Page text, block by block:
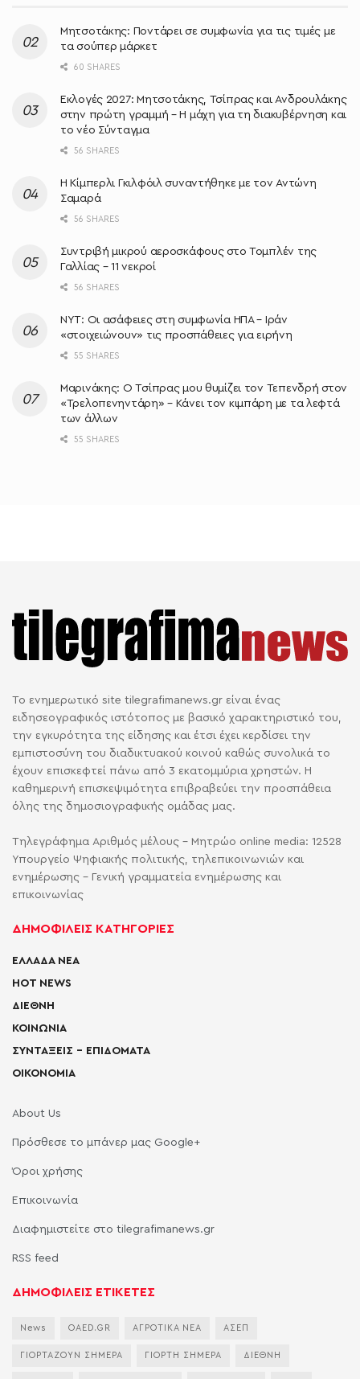
Μητσοτάκης: Ποντάρει σε συμφωνία για τις τιμές με
τα σούπερ μάρκετ
60 SHARES
Εκλογές 2027: Μητσοτάκης, Τσίπρας και Ανδρουλάκης
στην πρώτη γραμμή – Η μάχη για τη διακυβέρνηση και
το νέο Σύνταγμα
56 SHARES
Η Κίμπερλι Γκιλφόιλ συναντήθηκε με τον Αντώνη
Σαμαρά
56 SHARES
Συντριβή μικρού αεροσκάφους στο Τομπλέν της
Γαλλίας – 11 νεκροί
56 SHARES
NYT: Οι ασάφειες στη συμφωνία ΗΠΑ – Ιράν
«στοιχειώνουν» τις προσπάθειες για ειρήνη
55 SHARES
Μαρινάκης: Ο Τσίπρας μου θυμίζει τον Τεπενδρή στον
«Τρελοπενηντάρη» – Κάνει τον κιμπάρη με τα λεφτά
των άλλων
55 SHARES
Το ενημερωτικό site tilegrafimanews.gr είναι ένας
ειδησεογραφικός ιστότοπος με βασικό χαρακτηριστικό του,
την εγκυρότητα της είδησης και έτσι έχει κερδίσει την
εμπιστοσύνη του διαδικτυακού κοινού καθώς συνολικά το
έχουν επισκεφτεί πάνω από 3 εκατομμύρια χρηστών. Η
καθημερινή επισκεψιμότητα επιβραβεύει την προσπάθεια
όλης της δημοσιογραφικής ομάδας μας.
Τηλεγράφημα Αριθμός μέλους - Μητρώο online media: 12528
Υπουργείο Ψηφιακής πολιτικής, τηλεπικοινωνιών και
ενημέρωσης - Γενική γραμματεία ενημέρωσης και
επικοινωνίας
ΔΗΜΟΦΙΛΕΙΣ ΚΑΤΗΓΟΡΙΕΣ
ΕΛΛΑΔΑ ΝΕΑ
HOT NEWS
ΔΙΕΘΝΗ
ΚΟΙΝΩΝΙΑ
ΣΥΝΤΑΞΕΙΣ – ΕΠΙΔΟΜΑΤΑ
ΟΙΚΟΝΟΜΙΑ
About Us
Πρόσθεσε το μπάνερ μας Google+
Όροι χρήσης
Επικοινωνία
Διαφημιστείτε στο tilegrafimanews.gr
RSS feed
ΔΗΜΟΦΙΛΕΙΣ ΕΤΙΚΕΤΕΣ
News OAED.GR ΑΓΡΟΤΙΚΑ ΝΕΑ ΑΣΕΠ
ΓΙΟΡΤΑΖΟΥΝ ΣΗΜΕΡΑ ΓΙΟΡΤΗ ΣΗΜΕΡΑ ΔΙΕΘΝΗ